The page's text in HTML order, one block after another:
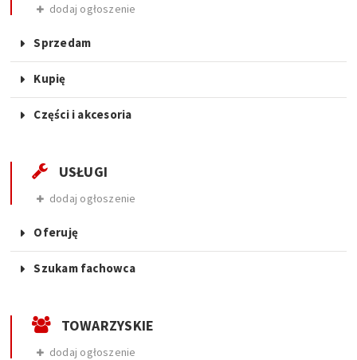
dodaj ogłoszenie
Sprzedam
Kupię
Części i akcesoria
USŁUGI
dodaj ogłoszenie
Oferuję
Szukam fachowca
TOWARZYSKIE
dodaj ogłoszenie